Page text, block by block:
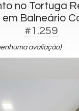
no Tortuga
Balneário
#1.259
avaliação)